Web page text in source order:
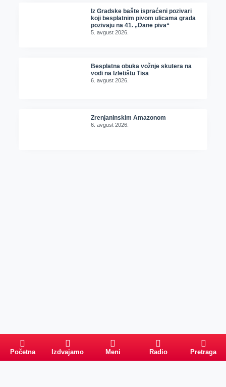
Iz Gradske bašte ispraćeni pozivari
koji besplatnim pivom ulicama grada
pozivaju na 41. „Dane piva“
5. avgust 2026.
Besplatna obuka vožnje skutera na
vodi na Izletištu Tisa
6. avgust 2026.
Zrenjaninskim Amazonom
6. avgust 2026.
Početna Izdvajamo Meni Radio Pretraga